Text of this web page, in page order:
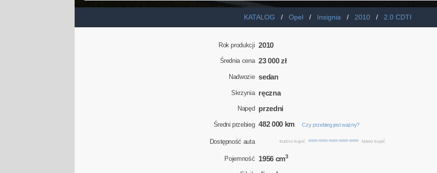
KATALOG Opel Insignia 2010 2.0 CDTI
Rok produkcji 2010
Średnia cena 23 000 zł
Nadwozie sedan
Skrzynia ręczna
Napęd przedni
Średni przebieg 482 000 km Czy przebieg jest ważny?
Dostępność auta trudno kupić łatwo kupić
Pojemność 1956 cm3